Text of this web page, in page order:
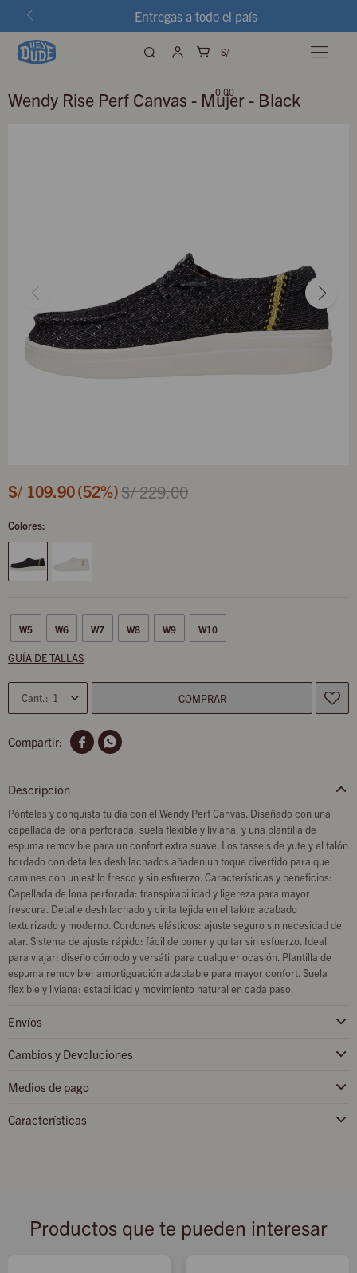
Entregas a todo el país
S/
0.00

Wendy Rise Perf Canvas - Mujer - Black
S/ 109.90 52 S/ 229.00
Colores:
W5 W6 W7 W8 W9 W10
GUÍA DE TALLAS
1 COMPRAR
 
Descripción
Póntelas y conquista tu día con el Wendy Perf Canvas. Diseñado con una
capellada de lona perforada, suela flexible y liviana, y una plantilla de
espuma removible para un confort extra suave. Los tassels de yute y el talón
bordado con detalles deshilachados añaden un toque divertido para que
camines con un estilo fresco y sin esfuerzo. Características y beneficios:
Capellada de lona perforada: transpirabilidad y ligereza para mayor
frescura. Detalle deshilachado y cinta tejida en el talón: acabado
texturizado y moderno. Cordones elásticos: ajuste seguro sin necesidad de
atar. Sistema de ajuste rápido: fácil de poner y quitar sin esfuerzo. Ideal
para viajar: diseño cómodo y versátil para cualquier ocasión. Plantilla de
espuma removible: amortiguación adaptable para mayor confort. Suela
flexible y liviana: estabilidad y movimiento natural en cada paso.
Envíos
Cambios y Devoluciones
Medios de pago
Características
Productos que te pueden interesar